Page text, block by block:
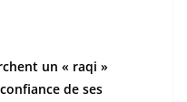
un « raqi »
de ses